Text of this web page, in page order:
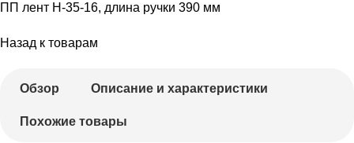
ПП лент H-35-16, длина ручки 390 мм
Назад к товарам
Обзор Описание и характеристики
Похожие товары